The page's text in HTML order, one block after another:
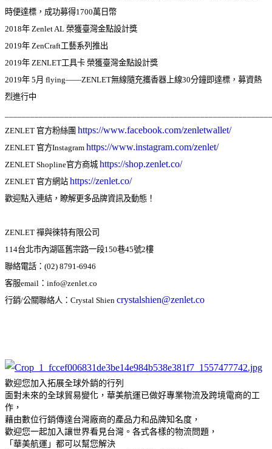
時便達標，成功募得1700萬日幣
2018年 Zenlet AL 榮獲臺灣金點設計獎
2019年 ZenCraft工藝系列推出
2019年 ZENLET工具卡 榮獲臺灣金點設計獎
2019年 5月 flying——ZENLET無線隨充攜香器上線30分鐘即達標，募資熱
烈進行中
ZENLET 官方粉絲團 https://www.facebook.com/zenletwallet/
ZENLET 官方Instagram https://www.instagram.com/zenlet/
ZENLET Shopline官方商城 https://shop.zenlet.co/
ZENLET 官方網站 https://zenlet.co/
歡迎點入連結，瞭解更多品牌資訊及動態！
ZENLET 禪與徠特有限公司
114台北市內湖區舊宗路一段150巷45號2樓
聯絡電話：(02) 8791-6946
客服email：info@zenlet.co
行銷/公關聯絡人：Crystal Shien crystalshien@zenlet.co
歡迎您加入拓展全球外銷的行列
面對未來的全球貿易變化，華美航運已做好專業物流及跨境電商的工
作，
藉由數位行銷傳達台灣廠商的產品力和品牌知名度，
歡迎您一起加入讓世界看見台灣。 各式各樣的物流問題，
「華美航運」都可以幫您解決